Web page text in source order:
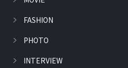
FASHION
PHOTO
INTERVIEW